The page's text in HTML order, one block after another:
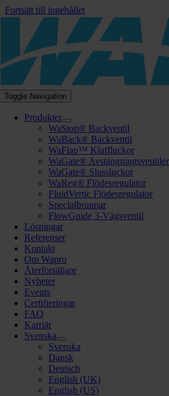
Fortsätt till innehållet
Toggle Navigation
Produkter
WaStop® Backventil
WaBack® Backventil
WaFlap™ Klaffluckor
WaGate® Avstängningsventiler
WaGate® Slussluckor
WaReg® Flödesregulator
FluidVertic Flödesregulator
Specialbrunnar
FlowGuide 3-Vägsventil
Lösningar
Referenser
Kontakt
Om Wapro
Återförsäljare
Nyheter
Events
Certifieringar
FAQ
Karriär
Svenska
Svenska
Dansk
Deutsch
English (UK)
English (US)